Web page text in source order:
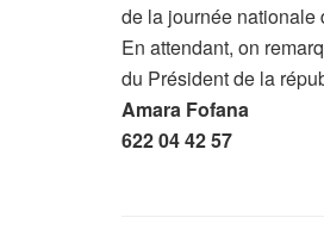
de la journée nationale
En attendant, on
du Président de la
Amara Fofana
622 04 42 57